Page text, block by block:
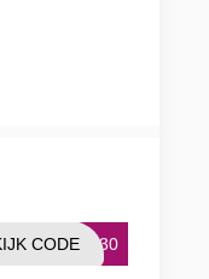
G-30
CODE